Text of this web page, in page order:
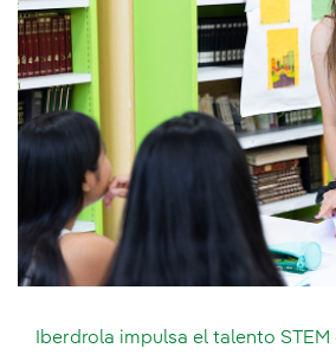
Iberdrola impulsa el talento